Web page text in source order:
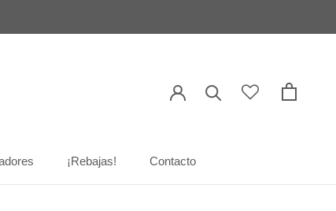
¡Rebajas!
Contacto